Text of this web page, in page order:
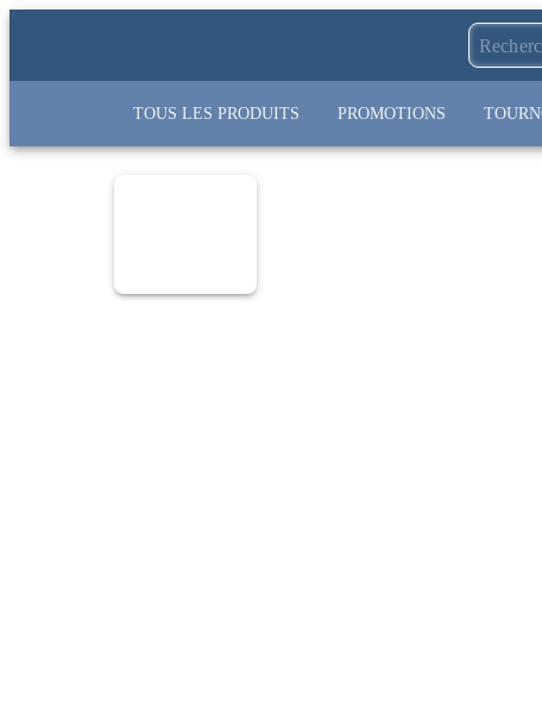
TOUS LES PRODUITS PROMOTIONS